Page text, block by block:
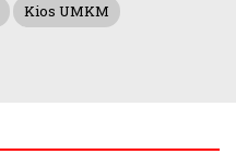
Kios UMKM